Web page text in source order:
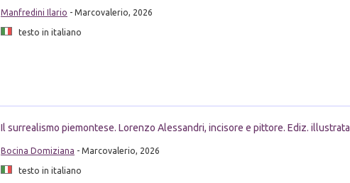
Manfredini Ilario - Marcovalerio, 2026
testo in italiano
Il surrealismo piemontese. Lorenzo Alessandri, incisore e pittore. Ediz. illustrata
Bocina Domiziana - Marcovalerio, 2026
testo in italiano